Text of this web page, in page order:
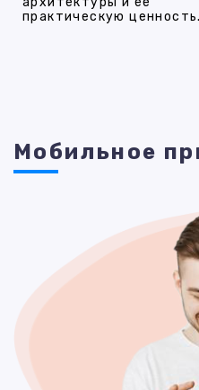
практическую ценность.
Мобильное